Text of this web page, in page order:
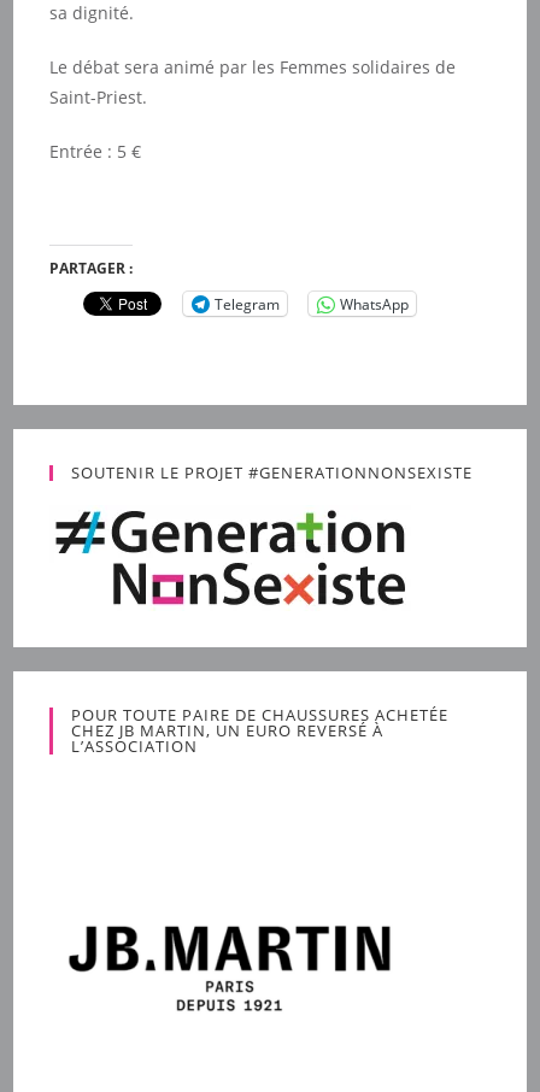
sa dignité.
Le débat sera animé par les Femmes solidaires de
Saint-Priest.
Entrée : 5 €
PARTAGER :
Telegram
WhatsApp
SOUTENIR LE PROJET #GENERATIONNONSEXISTE
POUR TOUTE PAIRE DE CHAUSSURES ACHETÉE
CHEZ JB MARTIN, UN EURO REVERSÉ À
L’ASSOCIATION